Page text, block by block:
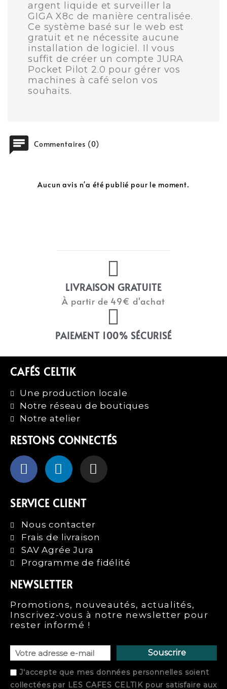
argent liquide et surveiller la
GIGA X8c de manière centralisée.
Ce système basé sur le web est
gratuit et ne nécessite aucune
installation de logiciel. Il vous
suffit de créer un compte JURA
Pocket Pilot 2.0 pour gérer vos
machines à café selon vos
souhaits.
chat Commentaires (0)
Aucun avis n'a été publié pour le moment.
LIVRAISON GRATUITE
À partir de 49€ d'achat
PAIEMENT 100% SÉCURISÉ
CAFÉS CELTIK
Une production locale
Notre réseau de boutiques
Notre atelier
RESTONS CONNECTÉS
SERVICE CLIENT
Nous contacter
Frais de livraison
SAV Agrée Jura
Programme de fidélité
NEWSLETTER
Promotions, nouveautés, actualités,
Inscrivez-vous à notre newsletter pour
rester informé !
Souscrire
J'accepte que mes données personnelles soient
collectées par LES CAFES CELTIK pour satisfaire aux